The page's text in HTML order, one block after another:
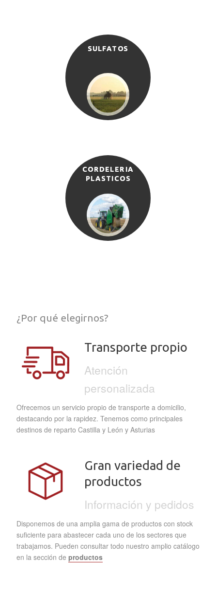
SULFATOS
CORDELERIA
PLASTICOS
¿Por qué elegirnos?
Transporte propio
Atención
personalizada
Ofrecemos un servicio propio de transporte a domicilio,
destacando por la rapidez. Tenemos como principales
destinos de reparto Castilla y León y Asturias
Gran variedad de
productos
Información y pedidos
Disponemos de una amplia gama de productos con stock
suficiente para abastecer cada uno de los sectores que
trabajamos. Pueden consultar todo nuestro amplio catálogo
en la sección de productos